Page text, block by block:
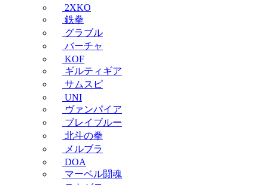
2XKO
鉄拳
グラブル
バーチャ
KOF
ギルティギア
サムスピ
UNI
ヴァンパイア
ブレイブルー
北斗の拳
メルブラ
DOA
マーベル闘魂